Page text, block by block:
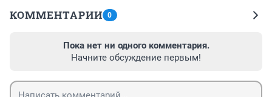
КОММЕНТАРИИ 0
Пока нет ни одного комментария.
Начните обсуждение первым!